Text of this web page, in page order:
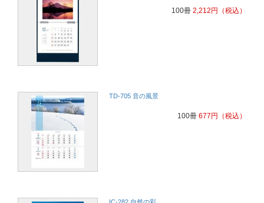
100冊 2,212円 （税込）
TD-705 音の風景
100冊 677 円 （税込）